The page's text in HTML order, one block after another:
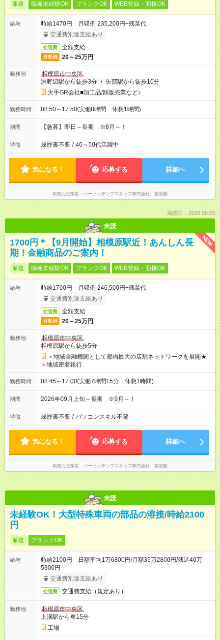
派遣 職種未経験OK ブランクOK WEB登録・面接OK
給与
時給1470円 月収例 235,200円+残業代
交通費別途支給あり
交通費 全額支給
月収例 20～25万円
勤務地
相模原市中央区
淵野辺駅から徒歩3分 / 矢部駅から徒歩10分
大手GR会社■加工品/卸販売業など♪
勤務時間 08:50～17:50(実働8時間 休憩1時間)
期間 【急募】即日～長期 ※8月～！
特徴 履歴書不要 / 40～50代活躍中
気になる！ 応募する 詳細へ
掲載元企業名 パーソルテンプスタッフ株式会社 首都圏
掲載日：2026.08.05
未読
NEW
1700円＊【9月開始】相模原駅近！あんしん長
期！金融商品のご案内！
派遣 職種未経験OK ブランクOK WEB登録・面接OK
給与
時給1700円 月収例 246,500円+残業代
交通費別途支給あり
交通費 全額支給
月収例 20～25万円
勤務地
相模原市中央区
相模原駅から徒歩5分
＜地域金融機関として都内最大の店舗ネットワークを展開★
＞地域密着銀行
勤務時間 08:45～17:00(実働7時間15分 休憩1時間)
期間 2026年09月上旬～長期 ※9月～！
特徴 履歴書不要 / パソコンスキル不要
気になる！ 応募する 詳細へ
掲載元企業名 パーソルテンプスタッフ株式会社 首都圏
未読
未経験OK！大型特殊車両の部品の溶接/時給2100
円
派遣 ブランクOK
給与
時給2100円 日額平均1万6800円/月額35万2800円/残込40万
5300円
交通費別途支給あり
交通費 交通費支給（規定あり）
勤務地
相模原市中央区
上溝駅から車15分
工場